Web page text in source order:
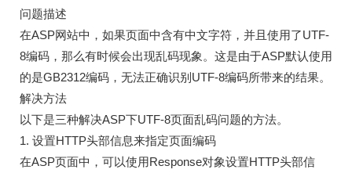
问题描述
在ASP网站中，如果页面中含有中文字符，并且使用了UTF-
8编码，那么有时候会出现乱码现象。这是由于ASP默认使用
的是GB2312编码，无法正确识别UTF-8编码所带来的结果。
解决方法
以下是三种解决ASP下UTF-8页面乱码问题的方法。
1. 设置HTTP头部信息来指定页面编码
在ASP页面中，可以使用Response对象设置HTTP头部信